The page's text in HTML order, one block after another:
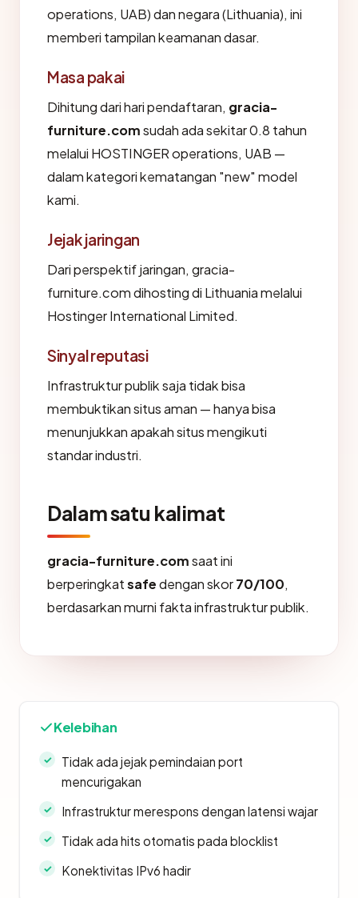
operations, UAB) dan negara (Lithuania), ini
memberi tampilan keamanan dasar.
Masa pakai
Dihitung dari hari pendaftaran, gracia-
furniture.comsudah ada sekitar 0.8 tahun
melalui HOSTINGER operations, UAB —
dalam kategori kematangan "new" model
kami.
Jejak jaringan
Dari perspektif jaringan, gracia-
furniture.com dihosting di Lithuania melalui
Hostinger International Limited.
Sinyal reputasi
Infrastruktur publik saja tidak bisa
membuktikan situs aman — hanya bisa
menunjukkan apakah situs mengikuti
standar industri.
Dalam satu kalimat
gracia-furniture.comsaat ini
berperingkatsafedengan skor70/100,
berdasarkan murni fakta infrastruktur publik.
Kelebihan
Tidak ada jejak pemindaian port
mencurigakan
Infrastruktur merespons dengan latensi wajar
Tidak ada hits otomatis pada blocklist
Konektivitas IPv6 hadir